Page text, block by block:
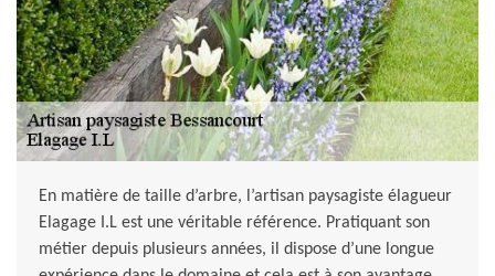
En matière de taille d’arbre, l’artisan paysagiste élagueur
Elagage I.L est une véritable référence. Pratiquant son
métier depuis plusieurs années, il dispose d’une longue